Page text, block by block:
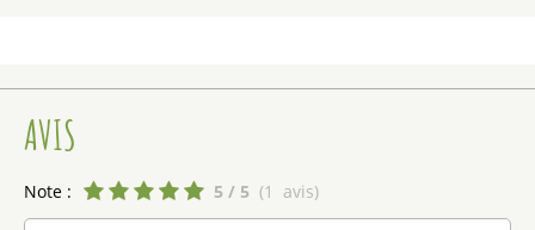
AVIS
Note : 5 / 5 (1 avis)